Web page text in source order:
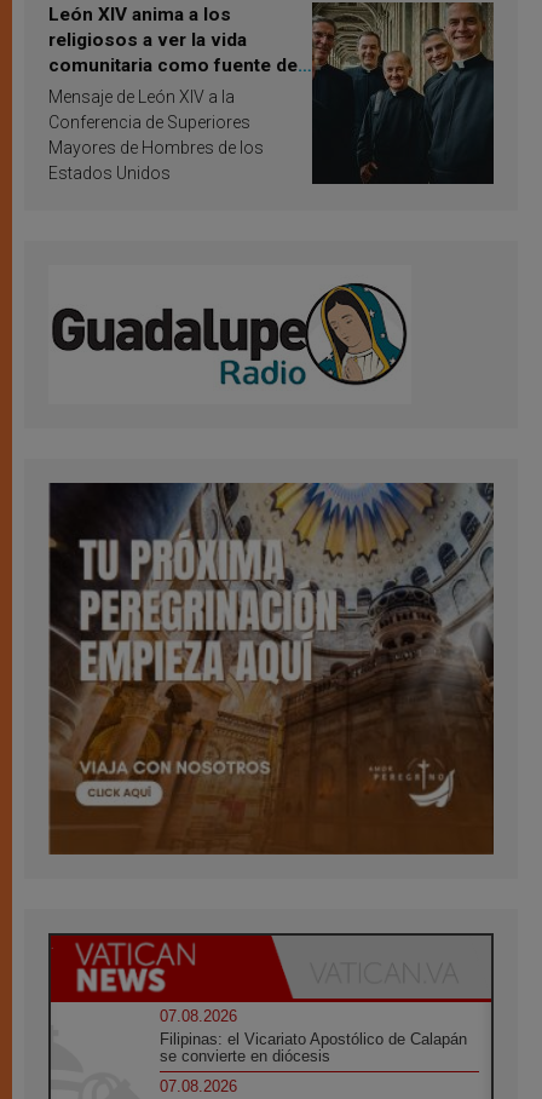
León XIV anima a los
religiosos a ver la vida
comunitaria como fuente de
inspiración y santificación
Mensaje de León XIV a la
Conferencia de Superiores
Mayores de Hombres de los
Estados Unidos
07.08.2026
Filipinas: el Vicariato Apostólico de Calapán
se convierte en diócesis
07.08.2026